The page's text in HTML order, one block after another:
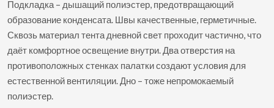
Подкладка – дышащий полиэстер, предотвращающий
образование конденсата. Швы качественные, герметичные.
Сквозь материал тента дневной свет проходит частично, что
даёт комфортное освещение внутри. Два отверстия на
противоположных стенках палатки создают условия для
естественной вентиляции. Дно – тоже непромокаемый
полиэстер.